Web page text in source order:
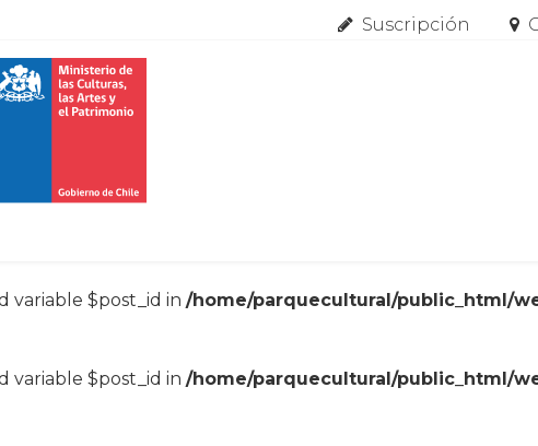
Suscripción
variable $post_id in/home/parquecultural/public_html/
variable $post_id in/home/parquecultural/public_html/